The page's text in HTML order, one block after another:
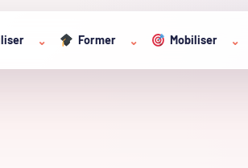
⌄ Former ⌄ Mobiliser ⌄